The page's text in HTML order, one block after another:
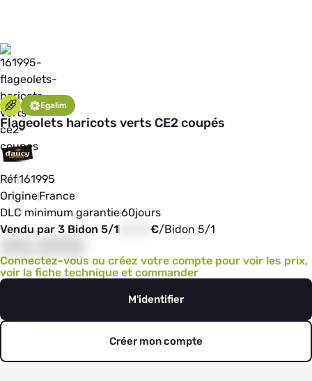
Egalim
Flageolets haricots verts CE2 coupés
Réf161995
OrigineFrance
DLC minimum garantie60jours
Vendu par 3 Bidon 5/1
€/Bidon 5/1
Connectez-vous ou créez votre compte pour voir les prix,
voir la fiche technique et commander
M'identifier
Créer mon compte